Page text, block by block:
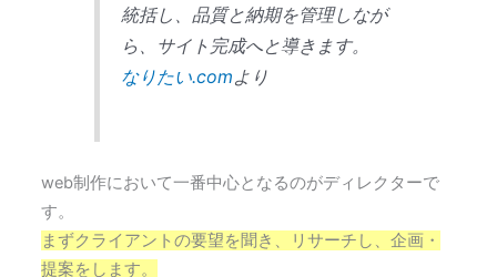
統括し、品質と納期を管理しなが
ら、サイト完成へと導きます。
なりたい.com より
web制作において一番中心となるのがディレクターで
す。
まずクライアントの要望を聞き、リサーチし、企画・
提案をします。